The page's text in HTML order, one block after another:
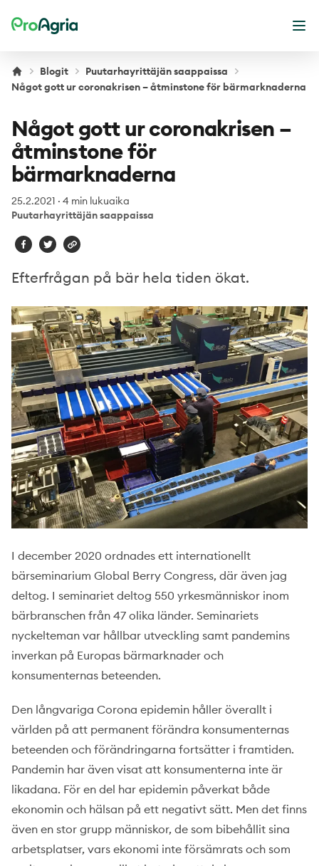
ProAgria
Blogit
Puutarhayrittäjän saappaissa
Något gott ur coronakrisen – åtminstone för bärmarknaderna
Något gott ur coronakrisen –
åtminstone för
bärmarknaderna
25.2.2021 · 4 min lukuaika
Puutarhayrittäjän saappaissa
Efterfrågan på bär hela tiden ökat.
I december 2020 ordnades ett internationellt
bärseminarium Global Berry Congress, där även jag
deltog. I seminariet deltog 550 yrkesmänniskor inom
bärbranschen från 47 olika länder. Seminariets
nyckelteman var hållbar utveckling samt pandemins
inverkan på Europas bärmarknader och
konsumenternas beteenden.
Den långvariga Corona epidemin håller överallt i
världen på att permanent förändra konsumenternas
beteenden och förändringarna fortsätter i framtiden.
Pandemin har även visat att konsumenterna inte är
likadana. För en del har epidemin påverkat både
ekonomin och hälsan på ett negativt sätt. Men det finns
även en stor grupp människor, de som bibehållit sina
arbetsplatser, vars ekonomi inte försämrats och som